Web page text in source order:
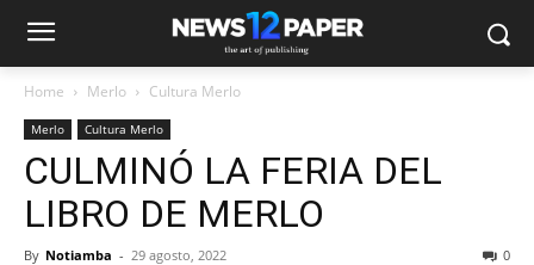
Home Merlo Cultura Merlo
Merlo Cultura Merlo
CULMINÓ LA FERIA DEL
LIBRO DE MERLO
By Notiamba - 29 agosto, 2022 0